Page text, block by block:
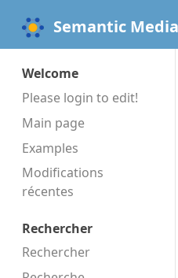
Semantic
Welcome
Please login to edit!
Main page
Examples
Modifications
récentes
Rechercher
Rechercher